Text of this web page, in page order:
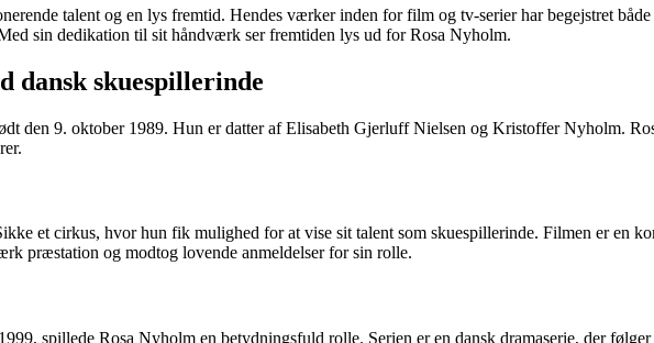
talent og en lys fremtid. Hendes værker inden for film og tv-serier har begejstret
sin dedikation til sit håndværk ser fremtiden lys ud for Rosa Nyholm.
dansk skuespillerinde
den 9. oktober 1989. Hun er datter af Elisabeth Gjerluff Nielsen og Kristoffer Nyholm.
et cirkus, hvor hun fik mulighed for at vise sit talent som skuespillerinde. Filmen er en
præstation og modtog lovende anmeldelser for sin rolle.
spillede Rosa Nyholm en betydningsfuld rolle. Serien er en dansk dramaserie, der